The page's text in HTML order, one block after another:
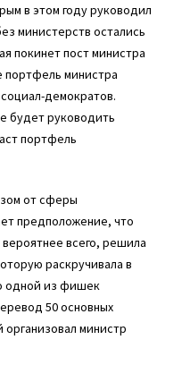
в этом году руководил
министерств остались
покинет пост министра
портфель министра
демократов.
будет руководить
портфель
от сферы
предположение, что
всего, решила
раскручивала в
одной из фишек
50 основных
министр